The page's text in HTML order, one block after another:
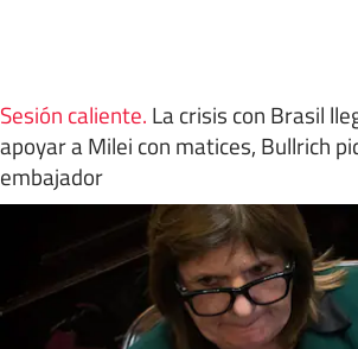
Sesión caliente. La crisis con Brasil
apoyar a Milei con matices, Bullrich
embajador